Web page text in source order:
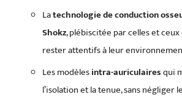
Latechnologie de conduction
Shokz, plébiscitée par celles et
rester attentifs à leur
Les modèlesintra-auriculairesqui
l’isolation et la tenue, sans négliger